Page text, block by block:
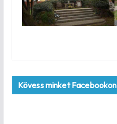
Kövess minket Facebookon